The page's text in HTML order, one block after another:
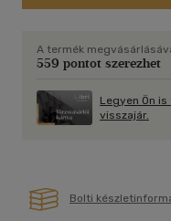
sorsfordító
A termék
559 pontot szerezhet
Legyen Ön
visszajár.
Bolti